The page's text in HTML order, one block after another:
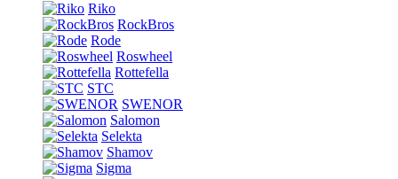
Riko
RockBros
Rode
Roswheel
Rottefella
STC
SWENOR
Salomon
Selekta
Shamov
Sigma